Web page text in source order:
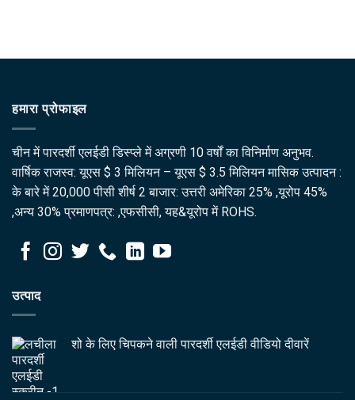
हमारा प्रोफाइल
चीन में पारदर्शी एलईडी डिस्प्ले में अग्रणी 10 वर्षों का विनिर्माण अनुभव.
वार्षिक राजस्व: यूएस $ 3 मिलियन – यूएस $ 3.5 मिलियन मासिक उत्पादन :
के बारे में 20,000 पीसी शीर्ष 2 बाजार: उत्तरी अमेरिका 25% ,यूरोप 45%
,अन्य 30% प्रमाणपत्र: ,एफसीसी, यह&यूरोप में ROHS.
उत्पाद
शो के लिए चिपकने वाली पारदर्शी एलईडी वीडियो दीवारें